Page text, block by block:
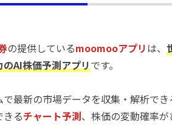
の提供しているmoomooアプリは、
AI株価予測アプリです。
で最新の市場データを収集・解析で
きるチャート予測、株価の変動確率